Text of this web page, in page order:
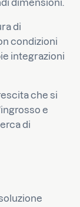
dimensioni.
di
condizioni
integrazioni
che si
e
di